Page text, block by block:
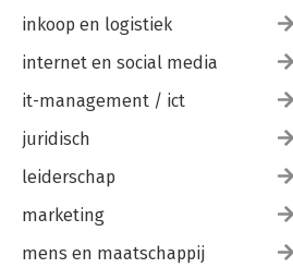
inkoop en logistiek
internet en social media
it-management / ict
juridisch
leiderschap
marketing
mens en maatschappij